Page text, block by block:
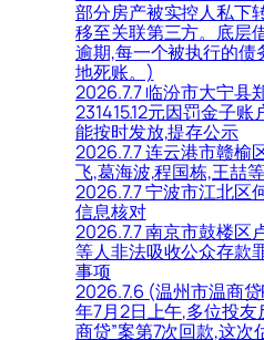
部分房产被实控人私下
移至关联第三方。底层
逾期,每一个被执行的债
地死账。)
2026.7.7 临汾市大宁县
231415.12元因罚金子
能按时发放,提存公示
2026.7.7 连云港市赣榆
飞,葛海波,程国栋,王喆
2026.7.7 宁波市江北区
信息核对
2026.7.7 南京市鼓楼区
等人非法吸收公众存款
事项
2026.7.6 (温州市温商
年7月2日上午,多位投友
商贷”案第7次回款,这